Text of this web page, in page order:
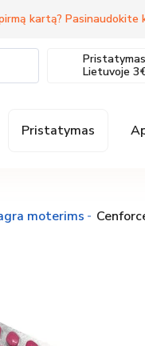
kartą? Pasinaudokite
Pristatymas
Lietuvoje
Pristatymas
moterims